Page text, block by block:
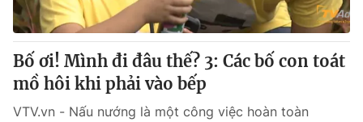
Chuyên mục khác
Emagazine Podcast
Photo Infographic
Bố ơi! Mình đi đâu thế? 3: Các bố con toát
mồ hôi khi phải vào bếp
VTV.vn - Nấu nướng là một công việc hoàn toàn